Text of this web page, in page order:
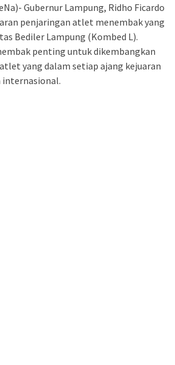
Gubernur Lampung, Ridho Ficardo
penjaringan atlet menembak yang
Bediler Lampung (Kombed L).
penting untuk dikembangkan
yang dalam setiap ajang kejuaran